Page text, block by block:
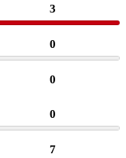
3
0
0
0
7